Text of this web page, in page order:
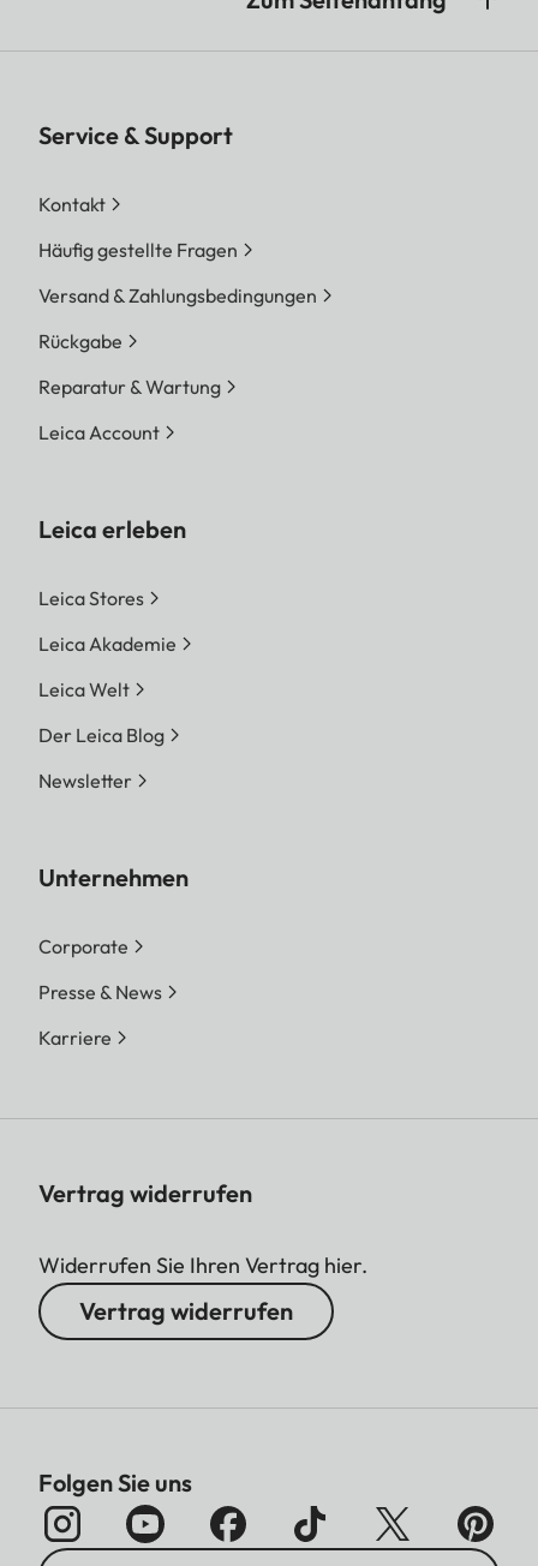
Service & Support
Kontakt
Häufig gestellte Fragen
Versand & Zahlungsbedingungen
Rückgabe
Reparatur & Wartung
Leica Account
Leica erleben
Leica Stores
Leica Akademie
Leica Welt
Der Leica Blog
Newsletter
Unternehmen
Corporate
Presse & News
Karriere
Vertrag widerrufen
Widerrufen Sie Ihren Vertrag hier.
Vertrag widerrufen
Folgen Sie uns